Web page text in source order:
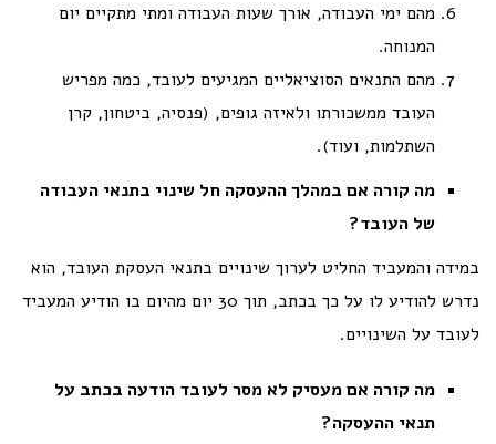
מהם ימי העבודה, אורך שעות העבודה ומתי מתקיים יום
המנוחה.
מהם התנאים הסוציאליים המגיעים לעובד, כמה מפריש
העובד ממשכורתו ולאיזה גופים, (פנסיה, ביטחון, קרן
השתלמות, ועוד).
מה קורה אם במהלך ההעסקה חל שינוי בתנאי העבודה
של העובד?
במידה והמעביד החליט לערוך שינויים בתנאי העסקת העובד, הוא
נדרש להודיע לו על כך בכתב, תוך 30 יום מהיום בו הודיע המעביד
לעובד על השינויים.
מה קורה אם מעסיק לא מסר לעובד הודעה בכתב על
תנאי ההעסקה?